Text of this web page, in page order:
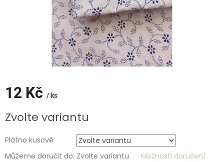
12 Kč / ks
cena:
Zvolte variantu
Plátno kusové
Můžeme doručit do: Zvolte variantu Možnosti doručení